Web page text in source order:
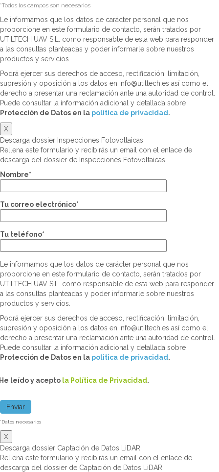
*Todos los campos son necesarios
Le informamos que los datos de carácter personal que nos
proporcione en este formulario de contacto, serán tratados por
UTILTECH UAV S.L. como responsable de esta web para responder
a las consultas planteadas y poder informarle sobre nuestros
productos y servicios.
Podrá ejercer sus derechos de acceso, rectificación, limitación,
supresión y oposición a los datos en info@utiltech.es así como el
derecho a presentar una reclamación ante una autoridad de control.
Puede consultar la información adicional y detallada sobre
Protección de Datos en la politica de privacidad .
X
Descarga dossier Inspecciones Fotovoltaicas
Rellena este formulario y recibirás un email con el enlace de
descarga del dossier de Inspecciones Fotovoltaicas
Nombre*
Tu correo electrónico*
Tu teléfono*
Le informamos que los datos de carácter personal que nos
proporcione en este formulario de contacto, serán tratados por
UTILTECH UAV S.L. como responsable de esta web para responder
a las consultas planteadas y poder informarle sobre nuestros
productos y servicios.
Podrá ejercer sus derechos de acceso, rectificación, limitación,
supresión y oposición a los datos en info@utiltech.es así como el
derecho a presentar una reclamación ante una autoridad de control.
Puede consultar la información adicional y detallada sobre
Protección de Datos en la politica de privacidad .
leído y acepto la Política de Privacidad .
*Datos necesarios
X
Descarga dossier Captación de Datos LiDAR
Rellena este formulario y recibirás un email con el enlace de
descarga del dossier de Captación de Datos LiDAR